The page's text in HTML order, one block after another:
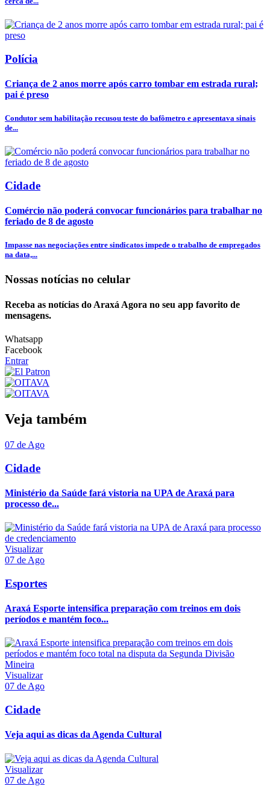
Polícia
Criança de 2 anos morre após carro tombar em estrada rural;
pai é preso
Condutor sem habilitação recusou teste do bafômetro e apresentava sinais
de...
Cidade
Comércio não poderá convocar funcionários para trabalhar no
feriado de 8 de agosto
Impasse nas negociações entre sindicatos impede o trabalho de empregados
na data,...
Nossas notícias no celular
Receba as notícias do Araxá Agora no seu app favorito de
mensagens.
Whatsapp
Facebook
Entrar
Veja também
07 de Ago
Cidade
Ministério da Saúde fará vistoria na UPA de Araxá para
processo de...
Visualizar
07 de Ago
Esportes
Araxá Esporte intensifica preparação com treinos em dois
períodos e mantém foco...
Visualizar
07 de Ago
Cidade
Veja aqui as dicas da Agenda Cultural
Visualizar
07 de Ago